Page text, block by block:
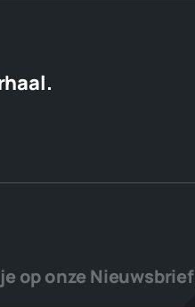
op onze Nieuwsbrief